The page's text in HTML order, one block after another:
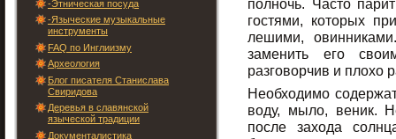
-Этническая посуда
-Языческие музыкальные
инструменты
FAQ по Инглиизму
Археология
Блог писателя Станислава
Свиридова
Деревья в славянской
языческой традиции
Документалистика
полночь. Часто
гостями, которых
лешими,
заменить его
разговорчив и плохо
Необходимо
воду, мыло, веник.
после захода